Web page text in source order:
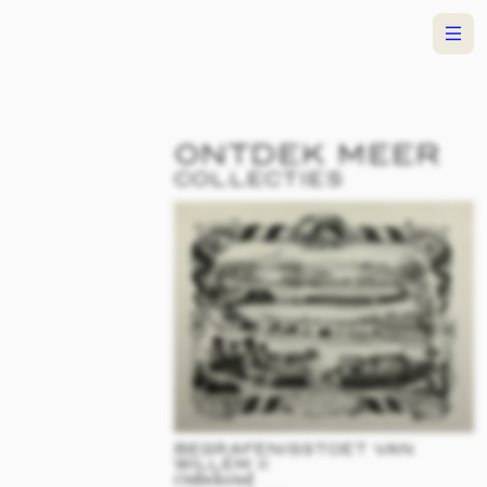
Menu
JULIANA KONINGIN
DER NEDERLANDEN
1909-2004